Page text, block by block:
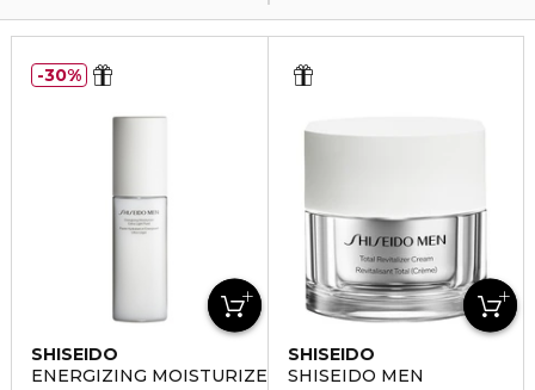
SHISEIDO
ENERGIZING MOISTURIZER EXTRA LIGHT FLUID
30%
SHISEIDO
SHISEIDO MEN